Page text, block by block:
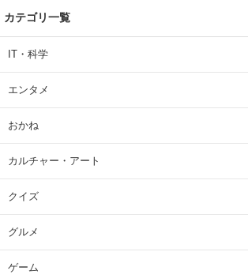
カテゴリ一覧
IT・科学
エンタメ
おかね
カルチャー・アート
クイズ
グルメ
ゲーム